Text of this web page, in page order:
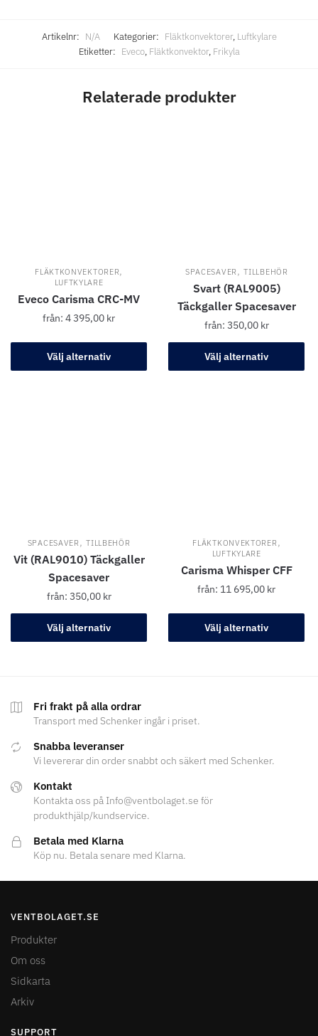
Artikelnr: N/A Kategorier: Fläktkonvektorer, Luftkylare
Etiketter: Eveco, Fläktkonvektor, Frikyla
Relaterade produkter
FLÄKTKONVEKTORER,
LUFTKYLARE
Eveco Carisma CRC-MV
från:4 395,00 kr
Välj alternativ
SPACESAVER ,TILLBEHÖR
Svart (RAL9005)
Täckgaller Spacesaver
från: 350,00 kr
Välj alternativ
SPACESAVER ,TILLBEHÖR
Vit (RAL9010) Täckgaller
Spacesaver
från: 350,00 kr
Välj alternativ
FLÄKTKONVEKTORER ,
LUFTKYLARE
Carisma Whisper CFF
från: 11 695,00 kr
Välj alternativ
Fri frakt på alla ordrar
Transport med Schenker ingår i priset.
Snabba leveranser
Vi levererar din order snabbt och säkert med Schenker.
Kontakt
Kontakta oss på Info@ventbolaget.se för
produkthjälp/kundservice.
Betala med Klarna
Köp nu. Betala senare med Klarna.
VENTBOLAGET.SE
Produkter
Om oss
Sidkarta
Arkiv
SUPPORT